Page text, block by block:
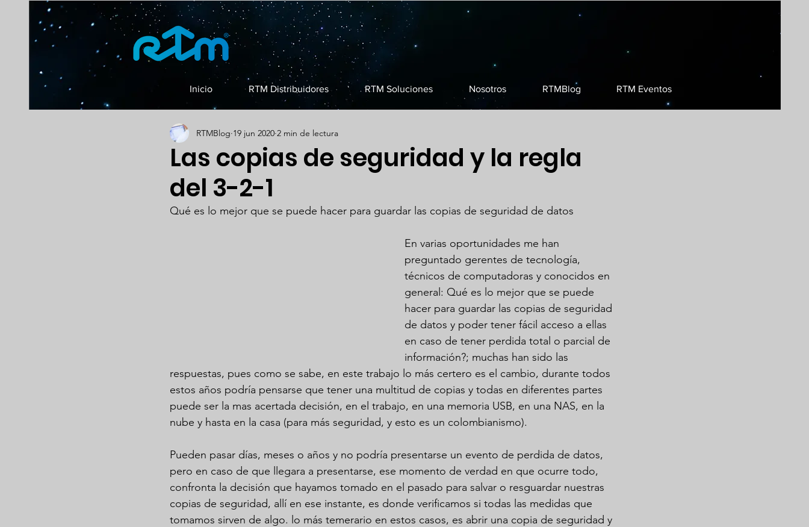
Inicio RTM Distribuidores RTM Soluciones Nosotros RTMBlog RTM Eventos
Las copias de seguridad y la regla
del 3-2-1
RTMBlog 19 jun 2020 2 min de lectura
Qué es lo mejor que se puede hacer para guardar las copias de seguridad de datos
En varias oportunidades me han
preguntado gerentes de tecnología,
técnicos de computadoras y conocidos en
general: Qué es lo mejor que se puede
hacer para guardar las copias de seguridad
de datos y poder tener fácil acceso a ellas
en caso de tener perdida total o parcial de
información?; muchas han sido las
respuestas, pues como se sabe, en este trabajo lo más certero es el cambio, durante todos
estos años podría pensarse que tener una multitud de copias y todas en diferentes partes
puede ser la mas acertada decisión, en el trabajo, en una memoria USB, en una NAS, en la
nube y hasta en la casa (para más seguridad, y esto es un colombianismo).
Pueden pasar días, meses o años y no podría presentarse un evento de perdida de datos,
pero en caso de que llegara a presentarse, ese momento de verdad en que ocurre todo,
confronta la decisión que hayamos tomado en el pasado para salvar o resguardar nuestras
copias de seguridad, allí en ese instante, es donde verificamos si todas las medidas que
tomamos sirven de algo. lo más temerario en estos casos, es abrir una copia de seguridad y